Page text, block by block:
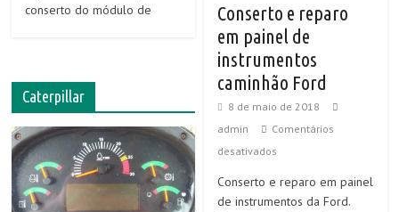
conserto do módulo de
Caterpillar
Conserto e reparo
em painel de
instrumentos
caminhão Ford
8 de maio de 2018
admin
Comentários
desativados
Conserto e reparo em painel
de instrumentos da Ford.